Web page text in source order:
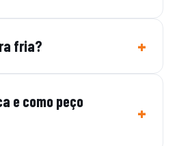
fria?
e como peço